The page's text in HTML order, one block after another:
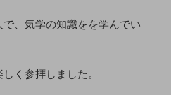
、気学の知識をを学んでい
く参拝しました。